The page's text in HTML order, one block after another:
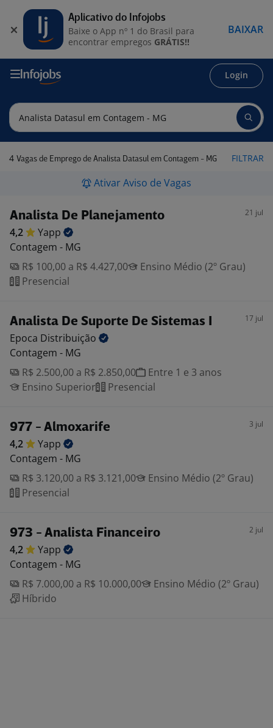
Login
4 Vagas de Emprego de Analista Datasul em Contagem - MG FILTRAR
Ativar Aviso de Vagas
Analista De Planejamento 21 jul
4,2
Yapp
Contagem - MG
R$ 100,00 a R$ 4.427,00
Ensino Médio (2º Grau)
Presencial
Analista De Suporte De Sistemas I 17 jul
Epoca Distribuição
Contagem - MG
R$ 2.500,00 a R$ 2.850,00
Entre 1 e 3 anos
Ensino Superior
Presencial
977 - Almoxarife 3 jul
4,2
Yapp
Contagem - MG
R$ 3.120,00 a R$ 3.121,00
Ensino Médio (2º Grau)
Presencial
973 - Analista Financeiro 2 jul
4,2
Yapp
Contagem - MG
R$ 7.000,00 a R$ 10.000,00
Ensino Médio (2º Grau)
Híbrido
Aplicativo do Infojobs
Baixe o App nº 1 do Brasil para
encontrar empregos GRÁTIS!!
BAIXAR